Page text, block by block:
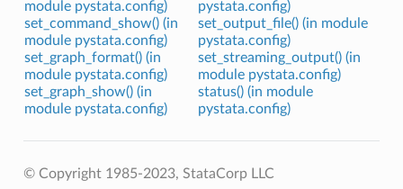
module pystata.config)
set_command_show() (in
module pystata.config)
set_graph_format() (in
module pystata.config)
set_graph_show() (in
module pystata.config)
pystata.config)
set_output_file() (in module
pystata.config)
set_streaming_output() (in
module pystata.config)
status() (in module
pystata.config)
© Copyright 1985-2023, StataCorp LLC